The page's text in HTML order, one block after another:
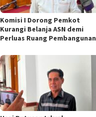
Komisi I Dorong Pemkot
Kurangi Belanja ASN demi
Perluas Ruang Pembangunan